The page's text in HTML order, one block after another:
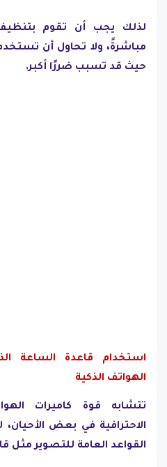
لذلك يجب أن تقوم
مباشرةً، ولا تحاول أن
حيث قد تسبب ضررًا أكبر.
استخدام قاعدة الساعة
الهواتف الذكية
تتشابه قوة كاميرات
الاحترافية في بعض
القواعد العامة للتصوير مثل